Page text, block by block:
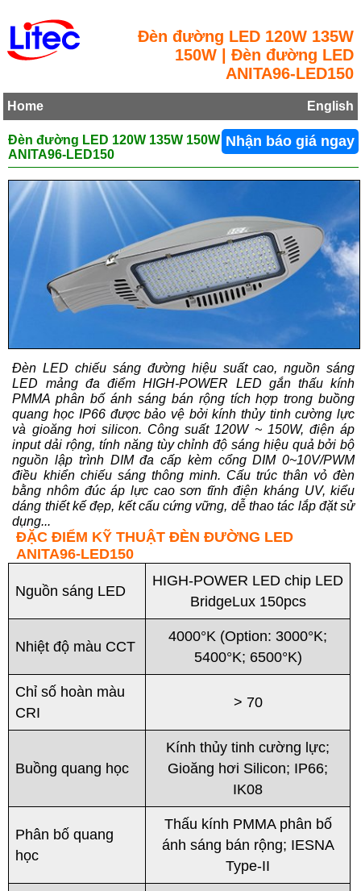
Đèn đường LED 120W 135W
150W | Đèn đường LED
ANITA96-LED150
Home English
Nhận báo giá ngay
Đèn đường LED 120W 135W 150W
ANITA96-LED150
Đèn LED chiếu sáng đường hiệu suất cao, nguồn sáng
LED mảng đa điểm HIGH-POWER LED gắn thấu kính
PMMA phân bố ánh sáng bán rộng tích hợp trong buồng
quang học IP66 được bảo vệ bởi kính thủy tinh cường lực
và gioăng hơi silicon. Công suất 120W ~ 150W, điện áp
input dải rộng, tính năng tùy chỉnh độ sáng hiệu quả bởi bộ
nguồn lập trình DIM đa cấp kèm cổng DIM 0~10V/PWM
điều khiển chiếu sáng thông minh. Cấu trúc thân vỏ đèn
bằng nhôm đúc áp lực cao sơn tĩnh điện kháng UV, kiểu
dáng thiết kế đẹp, kết cấu cứng vững, dễ thao tác lắp đặt sử
dụng...
ĐẶC ĐIỂM KỸ THUẬT ĐÈN ĐƯỜNG LED
ANITA96-LED150
Nguồn sáng LED
HIGH-POWER LED chip LED
BridgeLux 150pcs
Nhiệt độ màu CCT
4000°K (Option: 3000°K;
5400°K; 6500°K)
Chỉ số hoàn màu
CRI
> 70
Buồng quang học
Kính thủy tinh cường lực;
Gioăng hơi Silicon; IP66;
IK08
Phân bố quang
học
Thấu kính PMMA phân bố
ánh sáng bán rộng; IESNA
Type-II